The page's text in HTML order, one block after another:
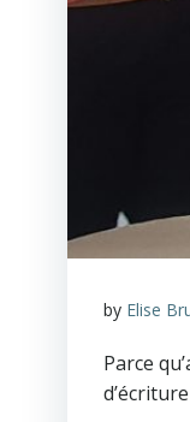
by Elise
Parce